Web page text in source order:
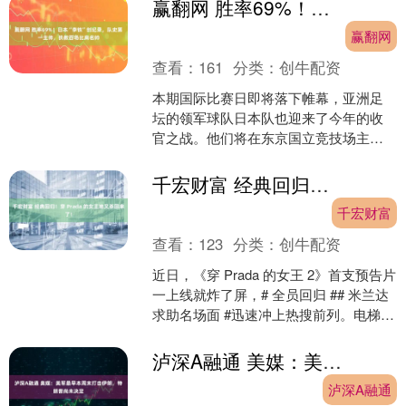
赢翻网 胜率69%！日本“李铁”创纪录，队史第一主帅，执教百场比肩名帅
赢翻网
查看： 161 分类：创牛配资
本期国际比赛日即将落下帷幕，亚洲足
坛的领军球队日本队也迎来了今年的收
官之战。他们将在东京国立竞技场主场
从表面上看只是一次普通的....千宏财富 经典回归！穿 Prada 的女王她又杀回来了！
千宏财富
查看： 123 分类：创牛配资
近日，《穿 Prada 的女王 2》首支预告片
一上线就炸了屏，# 全员回归 ## 米兰达
求助名场面 #迅速冲上热搜前列。电梯里
踩....
泸深A融通 美媒：美军最早本周末打击伊朗，特朗普尚未决定
泸深A融通